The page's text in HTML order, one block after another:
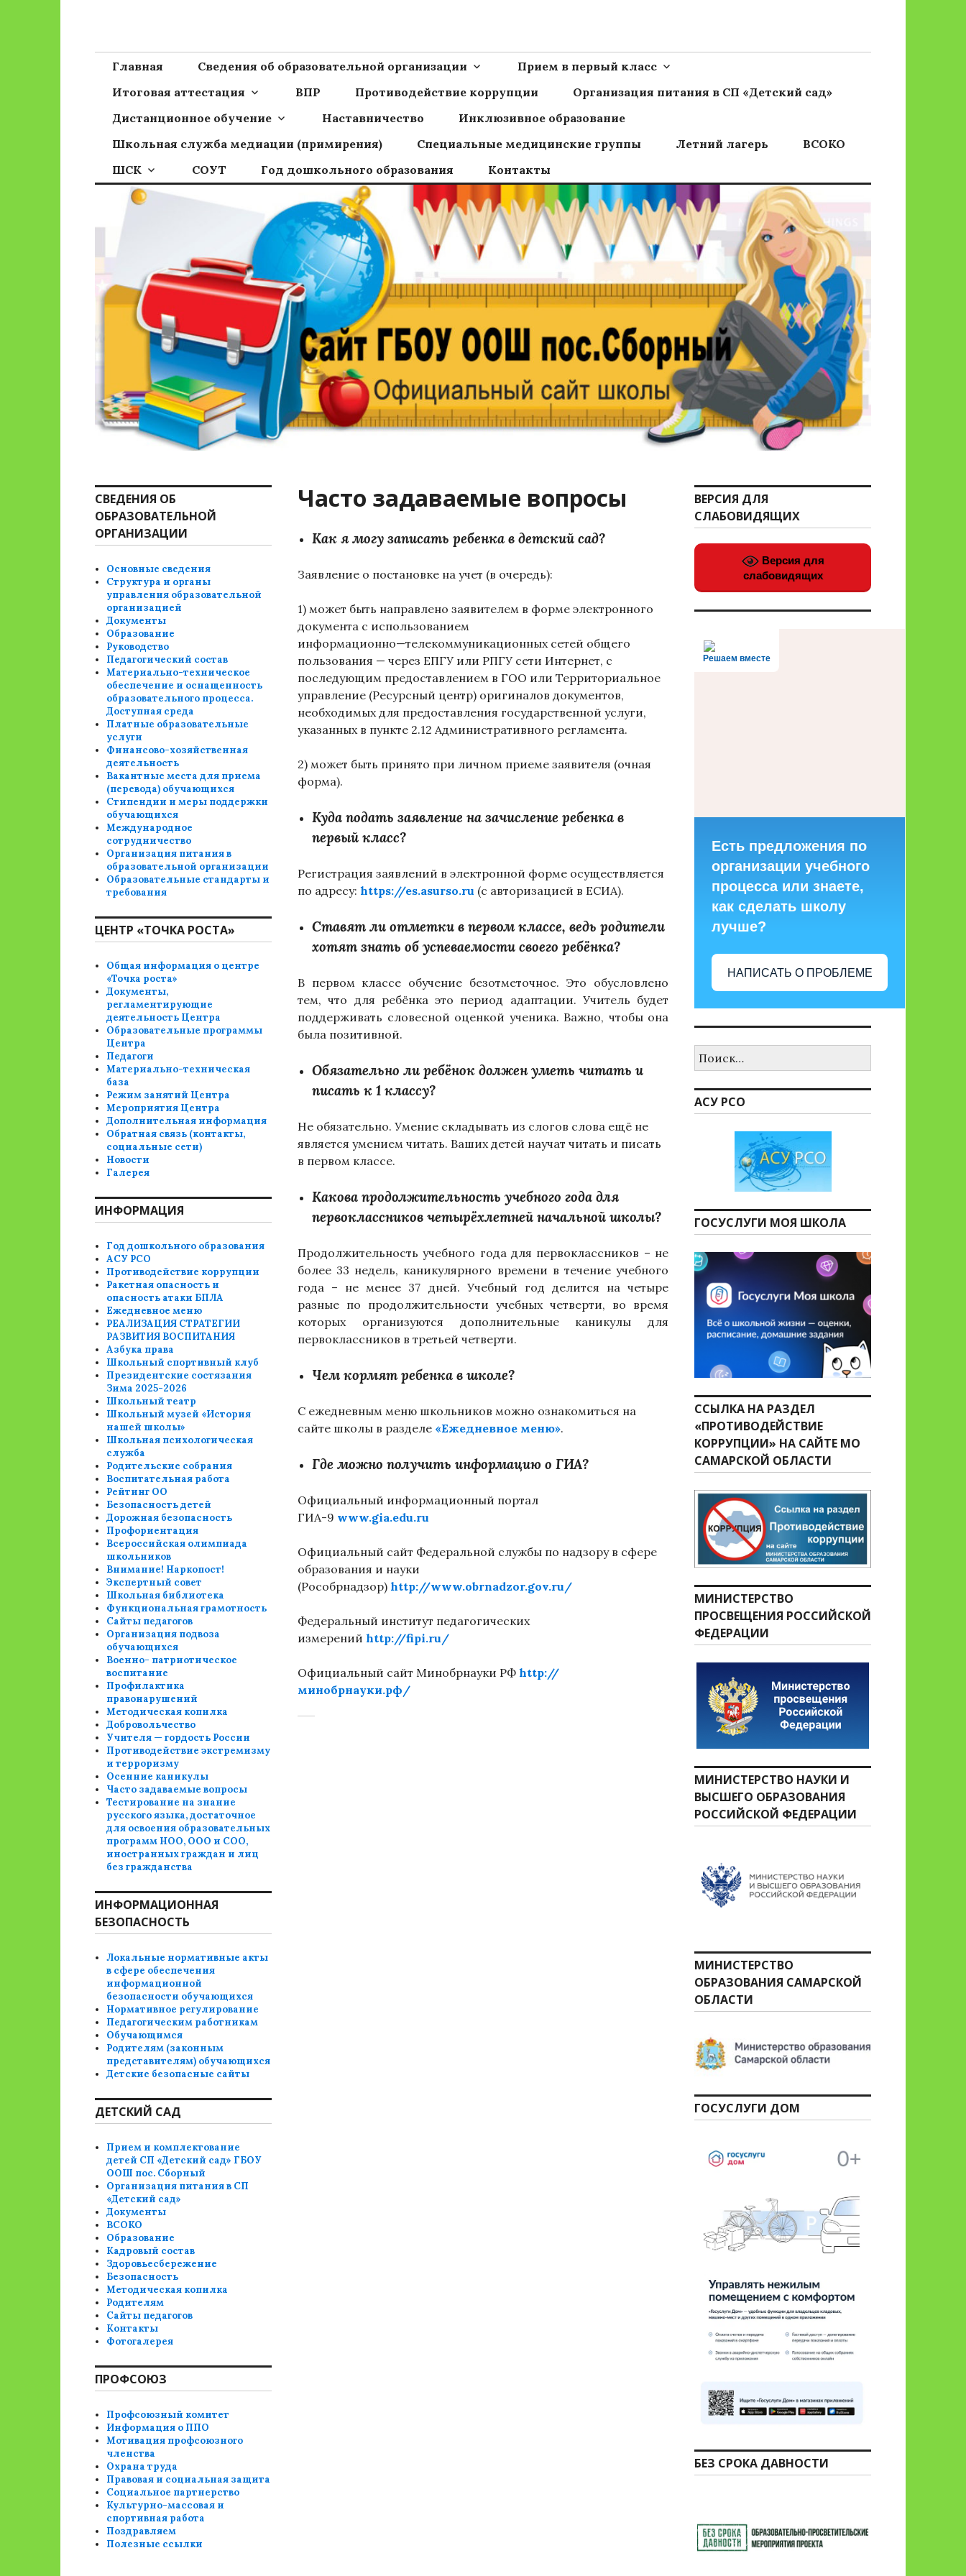
Сайт ГБОУ ООШ пос.Сборный
Главная Сведения об образовательной организации
Прием в первый класс
Итоговая аттестация
ВПР Противодействие коррупции
Организация питания в СП «Детский сад»
Дистанционное обучение
Наставничество
Инклюзивное образование
Школьная служба медиации (примирения)
Специальные медицинские группы Летний лагерь
ВСОКО
ШСК
СОУТ Год дошкольного образования Контакты
Часто задаваемые вопросы
Как я могу записать ребенка в детский сад?
Заявление о постановке на учет (в очередь):
1) может быть направлено заявителем в форме электронного
документа с использованием
информационно—телекоммуникационных сетей общего
пользования — через ЕПГУ или РПГУ сети Интернет, с
последующим предоставлением в ГОО или Территориальное
управление (Ресурсный центр) оригиналов документов,
необходимых для предоставления государственной услуги,
указанных в пункте 2.12 Административного регламента.
2) может быть принято при личном приеме заявителя (очная
форма).
Куда подать заявление на зачисление ребенка в
первый класс?
Регистрация заявлений в электронной форме осуществляется
по адресу: https://es.asurso.ru (с авторизацией в ЕСИА).
Ставят ли отметки в первом классе, ведь родители
хотят знать об успеваемости своего ребёнка?
В первом классе обучение безотметочное. Это обусловлено
тем, что для ребёнка это период адаптации. Учитель будет
поддерживать словесной оценкой ученика. Важно, чтобы она
была позитивной.
Обязательно ли ребёнок должен уметь читать и
писать к 1 классу?
Не обязательно. Умение складывать из слогов слова ещё не
является умением читать. Ваших детей научат читать и писать
в первом классе.
Какова продолжительность учебного года для
первоклассников четырёхлетней начальной школы?
Продолжительность учебного года для первоклассников – не
более 33 недель, каникулярного времени в течение учебного
года – не менее 37 дней. Учебный год делится на четыре
разные по продолжительности учебных четверти, во время
которых организуются дополнительные каникулы для
первоклассников в третьей четверти.
Чем кормят ребенка в школе?
С ежедневным меню школьников можно ознакомиться на
сайте школы в разделе «Ежедневное меню».
Где можно получить информацию о ГИА?
Официальный информационный портал
ГИА-9 www.gia.edu.ru
Официальный сайт Федеральной службы по надзору в сфере
образования и науки
(Рособрнадзор) http://www.obrnadzor.gov.ru/
Федеральный институт педагогических
измерений http://fipi.ru/
Официальный сайт Минобрнауки РФ http://
минобрнауки.рф/
СВЕДЕНИЯ ОБ
ОБРАЗОВАТЕЛЬНОЙ
ОРГАНИЗАЦИИ
Основные сведения
Структура и органы
управления образовательной
организацией
Документы
Образование
Руководство
Педагогический состав
Материально-техническое
обеспечение и оснащенность
образовательного процесса.
Доступная среда
Платные образовательные
услуги
Финансово-хозяйственная
деятельность
Вакантные места для приема
(перевода) обучающихся
Стипендии и меры поддержки
обучающихся
Международное
сотрудничество
Организация питания в
образовательной организации
Образовательные стандарты и
требования
ЦЕНТР «ТОЧКА РОСТА»
Общая информация о центре
«Точка роста»
Документы,
регламентирующие
деятельность Центра
Образовательные программы
Центра
Педагоги
Материально-техническая
база
Режим занятий Центра
Мероприятия Центра
Дополнительная информация
Обратная связь (контакты,
социальные сети)
Новости
Галерея
ИНФОРМАЦИЯ
Год дошкольного образования
АСУ РСО
Противодействие коррупции
Ракетная опасность и
опасность атаки БПЛА
Ежедневное меню
РЕАЛИЗАЦИЯ СТРАТЕГИИ
РАЗВИТИЯ ВОСПИТАНИЯ
Азбука права
Школьный спортивный клуб
Президентские состязания
Зима 2025-2026
Школьный театр
Школьный музей «История
нашей школы»
Школьная психологическая
служба
Родительские собрания
Воспитательная работа
Рейтинг ОО
Безопасность детей
Дорожная безопасность
Профориентация
Всероссийская олимпиада
школьников
Внимание! Наркопост!
Экспертный совет
Школьная библиотека
Функциональная грамотность
Сайты педагогов
Организация подвоза
обучающихся
Военно- патриотическое
воспитание
Профилактика
правонарушений
Методическая копилка
Добровольчество
Учителя — гордость России
Противодействие экстремизму
и терроризму
Осенние каникулы
Часто задаваемые вопросы
Тестирование на знание
русского языка, достаточное
для освоения образовательных
программ НОО, ООО и СОО,
иностранных граждан и лиц
без гражданства
ИНФОРМАЦИОННАЯ
БЕЗОПАСНОСТЬ
Локальные нормативные акты
в сфере обеспечения
информационной
безопасности обучающихся
Нормативное регулирование
Педагогическим работникам
Обучающимся
Родителям (законным
представителям) обучающихся
Детские безопасные сайты
ДЕТСКИЙ САД
Прием и комплектование
детей СП «Детский сад» ГБОУ
ООШ пос. Сборный
Организация питания в СП
«Детский сад»
Документы
ВСОКО
Образование
Кадровый состав
Здоровьесбережение
Безопасность
Методическая копилка
Родителям
Сайты педагогов
Контакты
Фотогалерея
ПРОФСОЮЗ
Профсоюзный комитет
Информация о ППО
Мотивация профсоюзного
членства
Охрана труда
Правовая и социальная защита
Социальное партнерство
Культурно-массовая и
спортивная работа
Поздравляем
Полезные ссылки
ВЕРСИЯ ДЛЯ
СЛАБОВИДЯЩИХ
Версия для
слабовидящих
Решаем вместе
Есть предложения по
организации учебного
процесса или знаете,
как сделать школу
лучше?
НАПИСАТЬ О ПРОБЛЕМЕ
АСУ РСО
ГОСУСЛУГИ МОЯ ШКОЛА
ССЫЛКА НА РАЗДЕЛ
«ПРОТИВОДЕЙСТВИЕ
КОРРУПЦИИ» НА САЙТЕ МО
САМАРСКОЙ ОБЛАСТИ
МИНИСТЕРСТВО
ПРОСВЕЩЕНИЯ РОССИЙСКОЙ
ФЕДЕРАЦИИ
МИНИСТЕРСТВО НАУКИ И
ВЫСШЕГО ОБРАЗОВАНИЯ
РОССИЙСКОЙ ФЕДЕРАЦИИ
МИНИСТЕРСТВО
ОБРАЗОВАНИЯ САМАРСКОЙ
ОБЛАСТИ
ГОСУСЛУГИ ДОМ
БЕЗ СРОКА ДАВНОСТИ